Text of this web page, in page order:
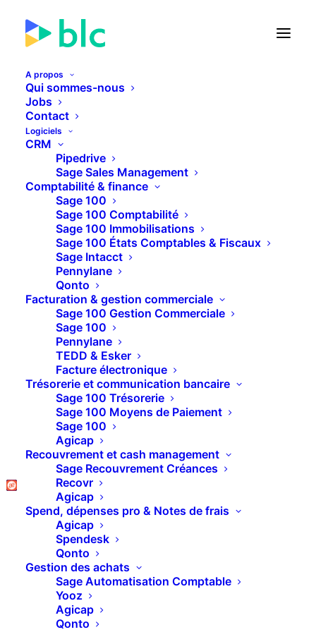
A propos
Qui sommes-nous
Jobs
Contact
Logiciels
CRM
Pipedrive
Sage Sales Management
Comptabilité & finance
Sage 100
Sage 100 Comptabilité
Sage 100 Immobilisations
Sage 100 États Comptables & Fiscaux
Sage Intacct
Pennylane
Qonto
Facturation & gestion commerciale
Sage 100 Gestion Commerciale
Sage 100
Pennylane
TEDD & Esker
Facture électronique
Trésorerie et communication bancaire
Sage 100 Trésorerie
Sage 100 Moyens de Paiement
Sage 100
Agicap
Recouvrement et cash management
Sage Recouvrement Créances
Recovr
Agicap
Spend, dépenses pro & Notes de frais
Agicap
Spendesk
Qonto
Gestion des achats
Sage Automatisation Comptable
Yooz
Agicap
Qonto
🚀 Lancement de la Facture
22JOURS22HEURES27
PLUS D'INFOS
Bien gérer son
entreprise : Les
tableaux financiers
(1/3) Le BFR
Le sujet est vaste et ne se résume pas
uniquement aux tableaux de suivi financier,
encore heureux.